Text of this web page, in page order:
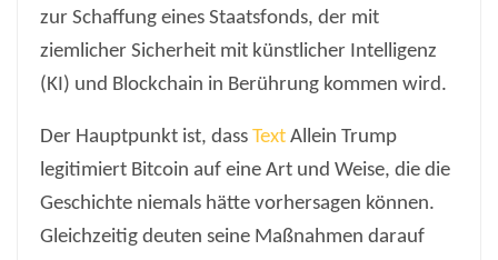
zur Schaffung eines Staatsfonds, der mit
ziemlicher Sicherheit mit künstlicher Intelligenz
(KI) und Blockchain in Berührung kommen wird.
Der Hauptpunkt ist, dass Text Allein Trump
legitimiert Bitcoin auf eine Art und Weise, die die
Geschichte niemals hätte vorhersagen können.
Gleichzeitig deuten seine Maßnahmen darauf